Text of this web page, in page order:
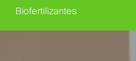
Biofertilizantes